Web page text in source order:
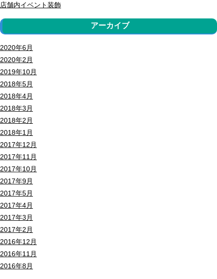
店舗内イベント装飾
アーカイブ
2020年6月
2020年2月
2019年10月
2018年5月
2018年4月
2018年3月
2018年2月
2018年1月
2017年12月
2017年11月
2017年10月
2017年9月
2017年5月
2017年4月
2017年3月
2017年2月
2016年12月
2016年11月
2016年8月